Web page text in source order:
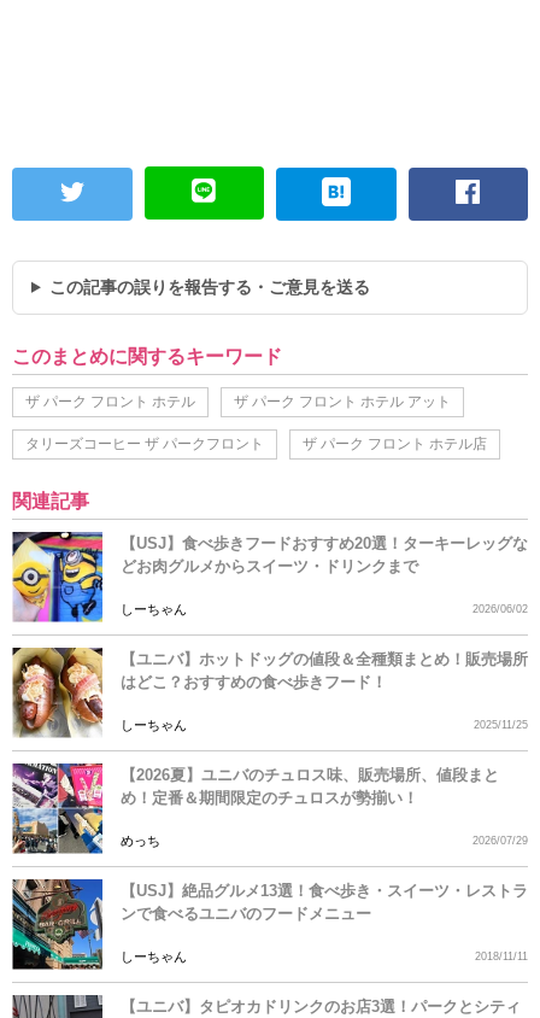
この記事の誤りを報告する・ご意見を送る
このまとめに関するキーワード
ザ パーク フロント ホテル ザ パーク フロント ホテル アット
タリーズコーヒー ザ パークフロント ザ パーク フロント ホテル店
関連記事
【USJ】食べ歩きフードおすすめ20選！ターキーレッグな
どお肉グルメからスイーツ・ドリンクまで
しーちゃん 2026/06/02
【ユニバ】ホットドッグの値段＆全種類まとめ！販売場所
はどこ？おすすめの食べ歩きフード！
しーちゃん 2025/11/25
【2026夏】ユニバのチュロス味、販売場所、値段まと
め！定番＆期間限定のチュロスが勢揃い！
めっち 2026/07/29
【USJ】絶品グルメ13選！食べ歩き・スイーツ・レストラ
ンで食べるユニバのフードメニュー
しーちゃん 2018/11/11
【ユニバ】タピオカドリンクのお店3選！パークとシティ